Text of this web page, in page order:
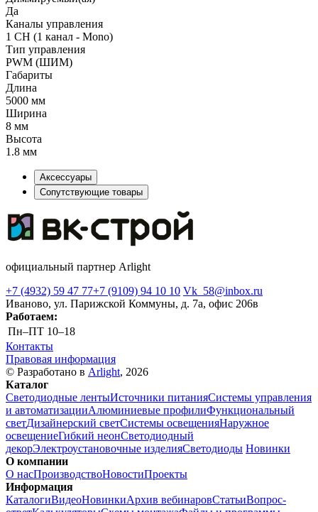
Да
Каналы управления
1 CH (1 канал - Mono)
Тип управления
PWM (ШИМ)
Габариты
Длина
5000 мм
Ширина
8 мм
Высота
1.8 мм
Аксессуары
Сопутствующие товары
официальный партнер Arlight
+7 (4932) 59 47 77+7 (9109) 94 10 10 Vk_58@inbox.ru
Иваново, ул. Парижской Коммуны, д. 7а, офис 206в
Работаем:
Пн–ПТ 10–18
Контакты
Правовая информация
© Разработано в Arlight, 2026
Каталог
Светодиодные лентыИсточники питанияСистемы управления
и автоматизацииАлюминиевые профилиФункциональный
светДизайнерский светСистемы освещенияНаружное
освещениеГибкий неонСветодиодный
декорЭлектроустановочные изделияСветодиоды Новинки
О компании
О насПроизводствоНовостиПроекты
Информация
КаталогиВидеоНовинкиАрхив вебинаровСтатьиВопрос-